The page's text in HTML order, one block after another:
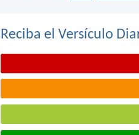
Reciba el Versículo